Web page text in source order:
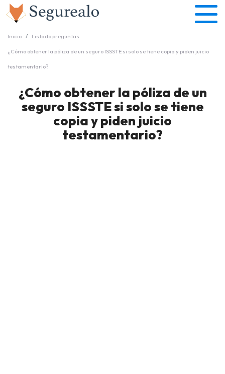
Inicio Listado preguntas
¿Cómo obtener la póliza de un seguro ISSSTE si solo se tiene copia y piden juicio
testamentario?
¿Cómo obtener la póliza de un
seguro ISSSTE si solo se tiene
copia y piden juicio
testamentario?